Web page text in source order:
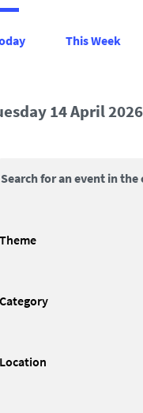
This Week
14 April 2026
Search for an event in the
Theme
Category
Location